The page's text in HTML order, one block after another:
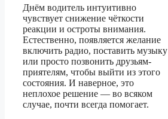
Днём водитель интуитивно
чувствует снижение чёткости
реакции и остроты внимания.
Естественно, появляется желание
включить радио, поставить музыку
или просто позвонить друзьям-
приятелям, чтобы выйти из этого
состояния. И наверное, это
неплохое решение — во всяком
случае, почти всегда помогает.